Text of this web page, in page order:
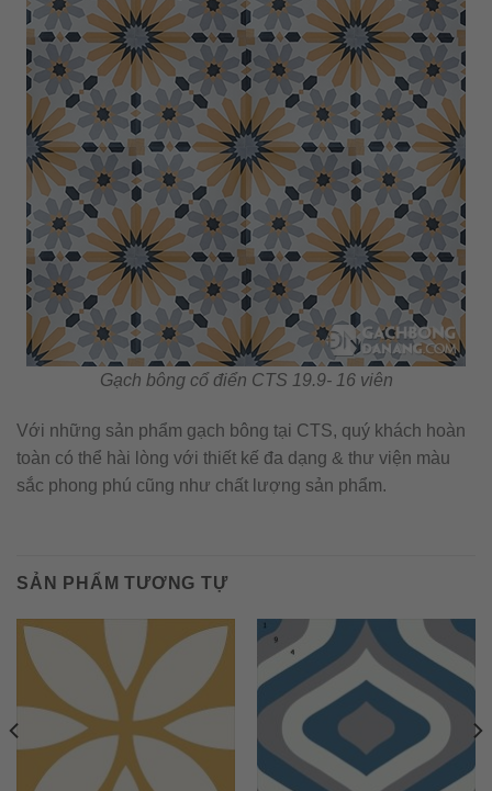
Gạch bông cổ điển CTS 19.9- 16 viên
Với những sản phẩm gạch bông tại CTS, quý khách hoàn
toàn có thể hài lòng với thiết kế đa dạng & thư viện màu
sắc phong phú cũng như chất lượng sản phẩm.
SẢN PHẨM TƯƠNG TỰ